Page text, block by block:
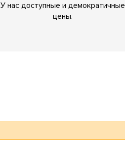
У нас доступные и демократичные
цены.